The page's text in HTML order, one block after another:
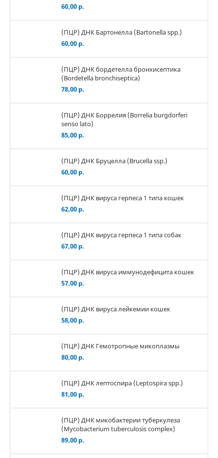
60,00 р.
(ПЦР) ДНК Бартонелла (Bartonella spp.)
60,00 р.
(ПЦР) ДНК бордетелла бронхисептика
(Bordetella bronchiseptica)
78,00 р.
(ПЦР) ДНК Боррелия (Borrelia burgdorferi
senso lato)
85,00 р.
(ПЦР) ДНК Бруцелла (Brucella ssp.)
60,00 р.
(ПЦР) ДНК вируса герпеса 1 типа кошек
62,00 р.
(ПЦР) ДНК вируса герпеса 1 типа собак
67,00 р.
(ПЦР) ДНК вируса иммунодефицита кошек
57,00 р.
(ПЦР) ДНК вируса лейкемии кошек
58,00 р.
(ПЦР) ДНК Гемотропные микоплазмы
80,00 р.
(ПЦР) ДНК лептоспира (Leptospira spp.)
81,00 р.
(ПЦР) ДНК микобактерии туберкулеза
(Mycobacterium tuberculosis complex)
89,00 р.